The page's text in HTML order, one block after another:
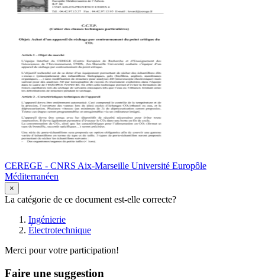
CEREGE - CNRS Aix-Marseille Université Europôle
Méditerranéen
×
La catégorie de ce document est-elle correcte?
Ingénierie
Électrotechnique
Merci pour votre participation!
Faire une suggestion